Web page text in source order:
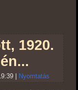
1920.
Nyomtatás